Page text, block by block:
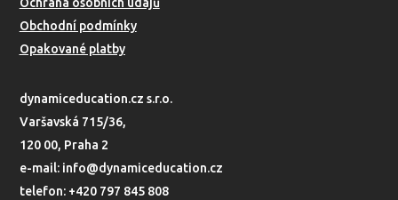
Obchodní podmínky
Opakované platby
dynamiceducation.cz s.r.o.
Varšavská 715/36,
120 00, Praha 2
e-mail: info@dynamiceducation.cz
telefon: +420 797 845 808